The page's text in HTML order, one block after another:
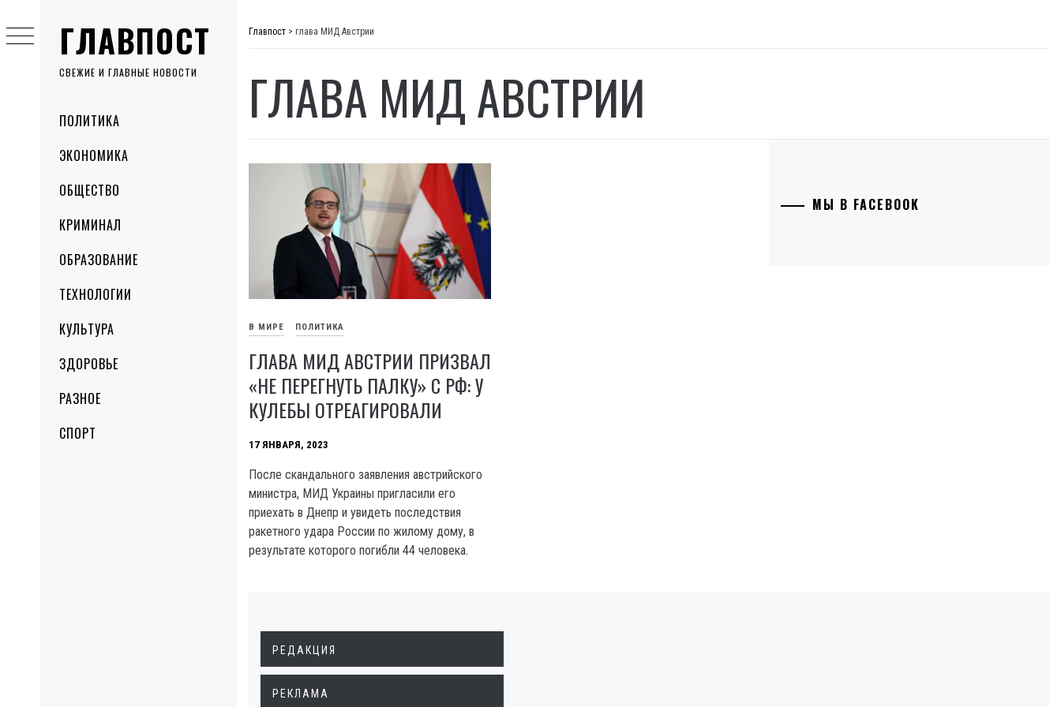
ГЛАВПОСТ
СВЕЖИЕ И ГЛАВНЫЕ НОВОСТИ
MenuПОЛИТИКА
ЭКОНОМИКА
ОБЩЕСТВО
КРИМИНАЛ
ОБРАЗОВАНИЕ
ТЕХНОЛОГИИ
КУЛЬТУРА
ЗДОРОВЬЕ
РАЗНОЕ
СПОРТ
to
content
Главпост > глава МИД Австрии
ГЛАВА МИД АВСТРИИ
В МИРЕ ПОЛИТИКА
ГЛАВА МИД АВСТРИИ ПРИЗВАЛ
«НЕ ПЕРЕГНУТЬ ПАЛКУ» С РФ: У
КУЛЕБЫ ОТРЕАГИРОВАЛИ
17 ЯНВАРЯ, 2023
После скандального заявления австрийского
министра, МИД Украины пригласили его
приехать в Днепр и увидеть последствия
ракетного удара России по жилому дому, в
результате которого погибли 44 человека.
МЫ В FACEBOOK
РЕДАКЦИЯ
РЕКЛАМА